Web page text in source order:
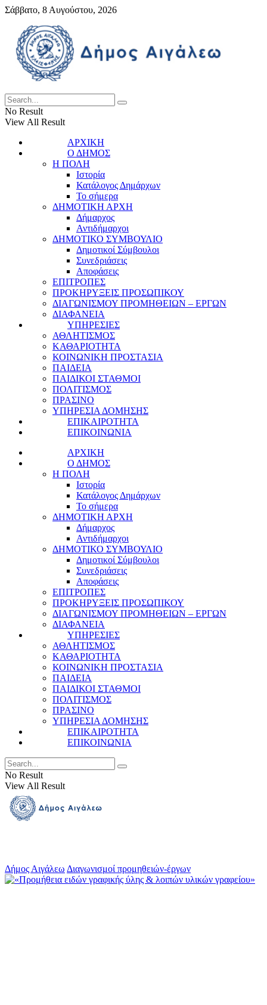
Σάββατο, 8 Αυγούστου, 2026
No Result
View All Result
ΑΡΧΙΚΗ
Ο ΔΗΜΟΣ
Η ΠΟΛΗ
Ιστορία
Κατάλογος Δημάρχων
Το σήμερα
ΔΗΜΟΤΙΚΗ ΑΡΧΗ
Δήμαρχος
Αντιδήμαρχοι
ΔΗΜΟΤΙΚΟ ΣΥΜΒΟΥΛΙΟ
Δημοτικοί Σύμβουλοι
Συνεδριάσεις
Αποφάσεις
ΕΠΙΤΡΟΠΕΣ
ΠΡΟΚΗΡΥΞΕΙΣ ΠΡΟΣΩΠΙΚΟΥ
ΔΙΑΓΩΝΙΣΜΟΥ ΠΡΟΜΗΘΕΙΩΝ – ΕΡΓΩΝ
ΔΙΑΦΑΝΕΙΑ
ΥΠΗΡΕΣΙΕΣ
ΑΘΛΗΤΙΣΜΟΣ
ΚΑΘΑΡΙΟΤΗΤΑ
ΚΟΙΝΩΝΙΚΗ ΠΡΟΣΤΑΣΙΑ
ΠΑΙΔΕΙΑ
ΠΑΙΔΙΚΟΙ ΣΤΑΘΜΟΙ
ΠΟΛΙΤΙΣΜΟΣ
ΠΡΑΣΙΝΟ
ΥΠΗΡΕΣΙΑ ΔΟΜΗΣΗΣ
ΕΠΙΚΑΙΡΟΤΗΤΑ
ΕΠΙΚΟΙΝΩΝΙΑ
ΑΡΧΙΚΗ
Ο ΔΗΜΟΣ
Η ΠΟΛΗ
Ιστορία
Κατάλογος Δημάρχων
Το σήμερα
ΔΗΜΟΤΙΚΗ ΑΡΧΗ
Δήμαρχος
Αντιδήμαρχοι
ΔΗΜΟΤΙΚΟ ΣΥΜΒΟΥΛΙΟ
Δημοτικοί Σύμβουλοι
Συνεδριάσεις
Αποφάσεις
ΕΠΙΤΡΟΠΕΣ
ΠΡΟΚΗΡΥΞΕΙΣ ΠΡΟΣΩΠΙΚΟΥ
ΔΙΑΓΩΝΙΣΜΟΥ ΠΡΟΜΗΘΕΙΩΝ – ΕΡΓΩΝ
ΔΙΑΦΑΝΕΙΑ
ΥΠΗΡΕΣΙΕΣ
ΑΘΛΗΤΙΣΜΟΣ
ΚΑΘΑΡΙΟΤΗΤΑ
ΚΟΙΝΩΝΙΚΗ ΠΡΟΣΤΑΣΙΑ
ΠΑΙΔΕΙΑ
ΠΑΙΔΙΚΟΙ ΣΤΑΘΜΟΙ
ΠΟΛΙΤΙΣΜΟΣ
ΠΡΑΣΙΝΟ
ΥΠΗΡΕΣΙΑ ΔΟΜΗΣΗΣ
ΕΠΙΚΑΙΡΟΤΗΤΑ
ΕΠΙΚΟΙΝΩΝΙΑ
No Result
View All Result
Δήμος Αιγάλεω Διαγωνισμοί προμηθειών-έργων